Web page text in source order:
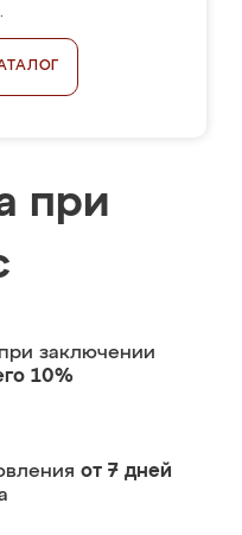
при
при заключении
10%
от 7 дней